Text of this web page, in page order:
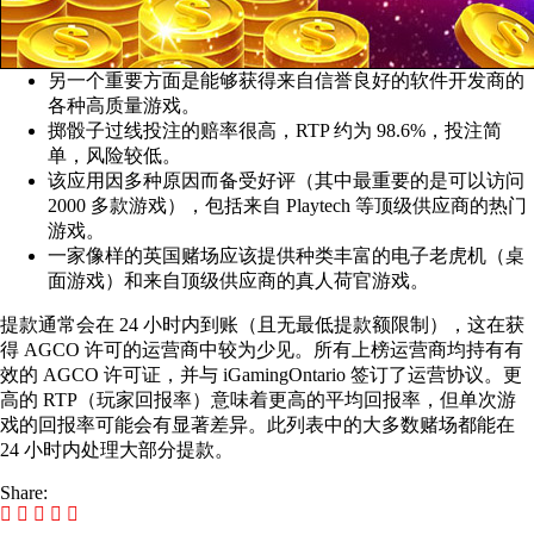
另一个重要方面是能够获得来自信誉良好的软件开发商的
各种高质量游戏。
掷骰子过线投注的赔率很高，RTP 约为 98.6%，投注简
单，风险较低。
该应用因多种原因而备受好评（其中最重要的是可以访问
2000 多款游戏），包括来自 Playtech 等顶级供应商的热门
游戏。
一家像样的英国赌场应该提供种类丰富的电子老虎机（桌
面游戏）和来自顶级供应商的真人荷官游戏。
提款通常会在 24 小时内到账（且无最低提款额限制），这在获
得 AGCO 许可的运营商中较为少见。所有上榜运营商均持有有
效的 AGCO 许可证，并与 iGamingOntario 签订了运营协议。更
高的 RTP（玩家回报率）意味着更高的平均回报率，但单次游
戏的回报率可能会有显著差异。此列表中的大多数赌场都能在
24 小时内处理大部分提款。
Share: